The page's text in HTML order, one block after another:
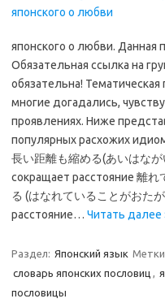
японского о любви. Данная
Обязательная ссылка на
обязательна!
многие догадались,
проявлениях. Ниже
популярных расхожих
長い距離も縮める(あいはな
сокращает расстояние 離
る (はなれていることがおた
расстояние… Читать далее
Раздел: Японский язык
словарь японских пословиц ,
пословицы